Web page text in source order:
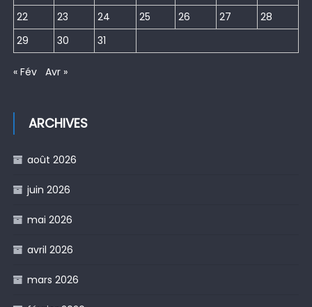
22 23 24 25 26 27
28
29
30 31
« Fév Avr »
ARCHIVES
août 2026
juin 2026
mai 2026
avril 2026
mars 2026